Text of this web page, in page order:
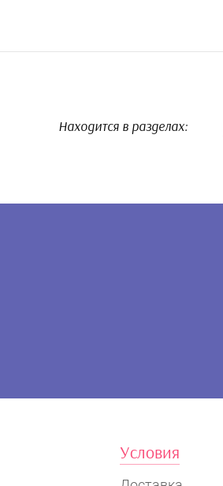
Находится в разделах:
Условия